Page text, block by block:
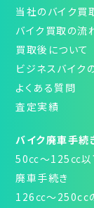
当社のバイク買
バイク買取の流
買取後について
ビジネスバイク
よくある質問
査定実績
バイク廃車手続
50㏄～125㏄以
廃車手続き
126㏄～250cc